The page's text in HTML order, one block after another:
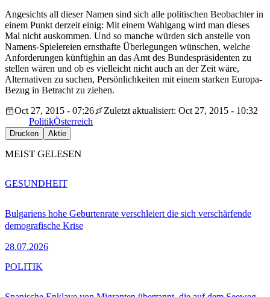
Angesichts all dieser Namen sind sich alle politischen Beobachter in
einem Punkt derzeit einig: Mit einem Wahlgang wird man dieses
Mal nicht auskommen. Und so manche würden sich anstelle von
Namens-Spielereien ernsthafte Überlegungen wünschen, welche
Anforderungen künftighin an das Amt des Bundespräsidenten zu
stellen wären und ob es vielleicht nicht auch an der Zeit wäre,
Alternativen zu suchen, Persönlichkeiten mit einem starken Europa-
Bezug in Betracht zu ziehen.
Oct 27, 2015 - 07:26
Zuletzt aktualisiert: Oct 27, 2015 - 10:32
PolitikÖsterreich
Drucken Aktie
MEIST GELESEN
Bulgariens hohe Geburtenrate verschleiert die sich verschärfende
demografische Krise
28.07.2026
GESUNDHEIT
POLITIK